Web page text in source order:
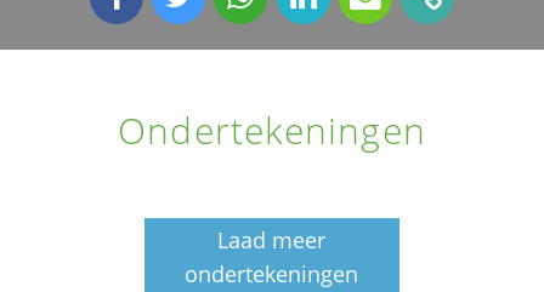
Ondertekeningen
Laad meer
ondertekeningen